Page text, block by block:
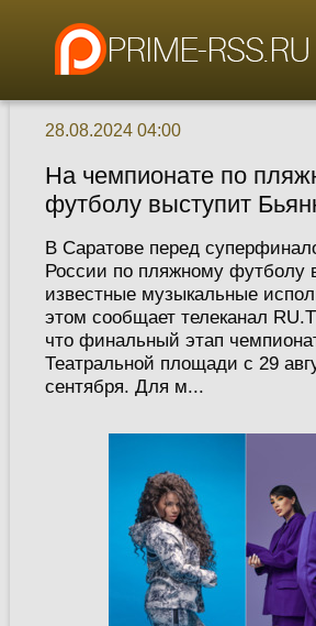
28.08.2024 04:00
На чемпионате по
футболу выступит
В Саратове перед
России по пляжному футболу
известные музыкальные
этом сообщает телеканал
что финальный этап
Театральной площади с 29
сентября. Для м...